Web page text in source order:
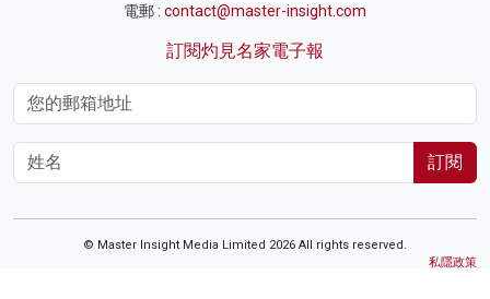
電郵 : contact@master-insight.com
訂閱灼見名家電子報
訂閱
© Master Insight Media Limited 2026 All rights reserved.
私隱政策